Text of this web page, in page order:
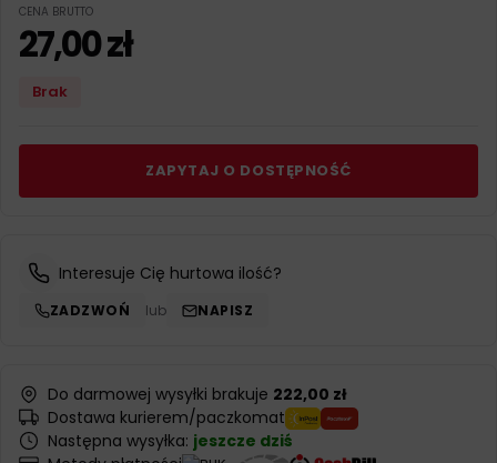
CENA BRUTTO
27,00zł
Brak
ZAPYTAJ O DOSTĘPNOŚĆ
Interesuje Cię hurtowa ilość?
ZADZWOŃ lub NAPISZ
Do darmowej wysyłki brakuje 222,00 zł
Dostawa kurierem/paczkomat
Następna wysyłka: jeszcze dziś